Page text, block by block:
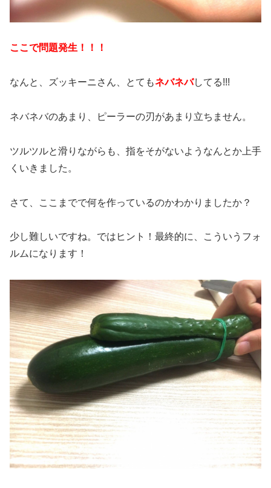
ここで問題発生！！！
なんと、ズッキーニさん、とてもネバネバしてる!!!
ネバネバのあまり、ピーラーの刃があまり立ちません。
ツルツルと滑りながらも、指をそがないようなんとか上手
くいきました。
さて、ここまでで何を作っているのかわかりましたか？
少し難しいですね。ではヒント！最終的に、こういうフォ
ルムになります！